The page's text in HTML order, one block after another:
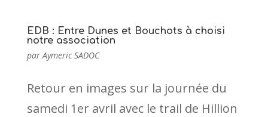
EDB : Entre Dunes et Bouchots à choisi
notre association
parAymeric SADOC
Retour en images sur la journée du
samedi 1er avril avec le trail de Hillion